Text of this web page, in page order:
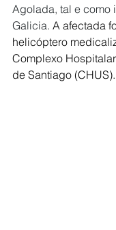
Agolada, tal e como
Galicia. A afectada
helicóptero
Complexo
de Santiago (CHUS).